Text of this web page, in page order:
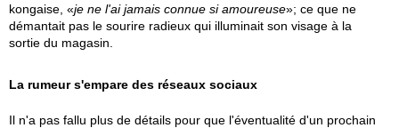
kongaise, «je ne l'ai jamais connue si amoureuse»; ce que ne
démantait pas le sourire radieux qui illuminait son visage à la
sortie du magasin.
La rumeur s'empare des réseaux sociaux
Il n'a pas fallu plus de détails pour que l'éventualité d'un prochain